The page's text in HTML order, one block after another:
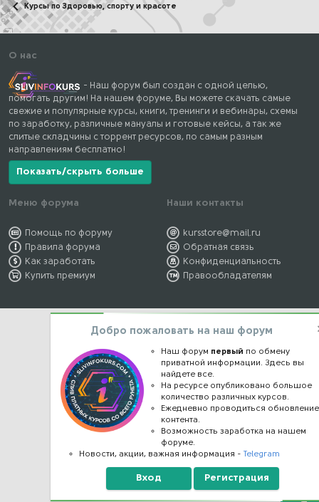
Курсы по Здоровью, спорту и красоте
О нас
- Наш форум был создан с одной целью,
помогать другим! На нашем форуме, Вы можете скачать самые
свежие и популярные курсы, книги, тренинги и вебинары, схемы
по заработку, различные мануалы и готовые кейсы, а так же
слитые складчины с торрент ресурсов, по самым разным
направлениям бесплатно!
Показать/скрыть больше
Меню форума
Помощь по форуму
Правила форума
Как заработать
Купить премиум
Наши контакты
kursstore@mail.ru
Обратная связь
Конфиденциальность
Правообладателям
Верх
Добро пожаловать на наш форум
Наш форум первый по обмену
приватной информации. Здесь вы
найдете все.
На ресурсе опубликовано большое
количество различных курсов.
Ежедневно проводиться обновление
контента.
Возможность заработка на нашем
форуме.
Новости, акции, важная информация -Telegram
Вход Регистрация